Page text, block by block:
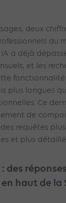
deux
du
a déjà
et les
fonctionnalité
plus longues
Ce
de
requêtes plus
et plus
des réponses
haut de la